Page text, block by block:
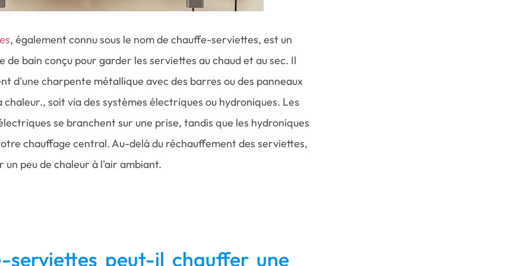
, également connu sous le nom de chauffe-serviettes, est un
de bain conçu pour garder les serviettes au chaud et au sec. Il
d'une charpente métallique avec des barres ou des panneaux
soit via des systèmes électriques ou hydroniques. Les
se branchent sur une prise, tandis que les hydroniques
chauffage central. Au-delà du réchauffement des serviettes,
un peu de chaleur à l'air ambiant.
serviettes peut-il chauffer une